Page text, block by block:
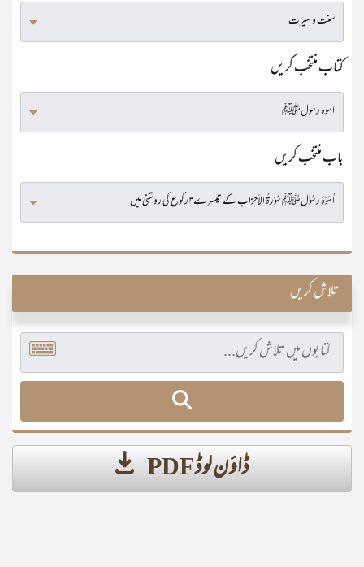
کتاب منتخب کریں
باب منتخب کریں
تلاش کریں
ڈاؤن لوڈ PDF